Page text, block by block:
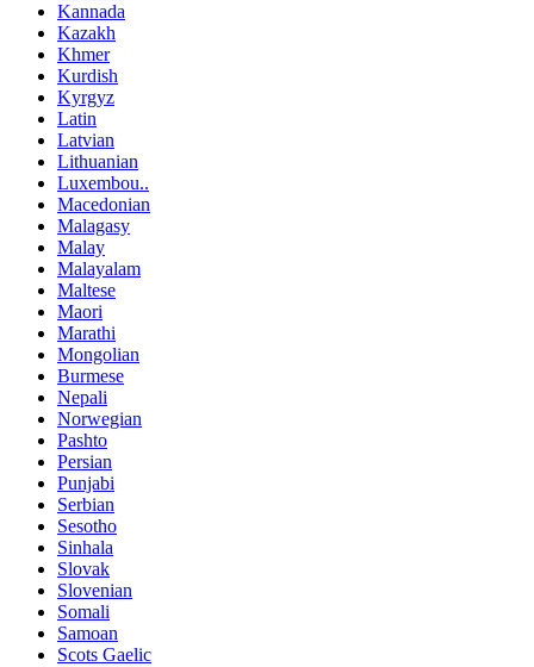
Kannada
Kazakh
Khmer
Kurdish
Kyrgyz
Latin
Latvian
Lithuanian
Luxembou..
Macedonian
Malagasy
Malay
Malayalam
Maltese
Maori
Marathi
Mongolian
Burmese
Nepali
Norwegian
Pashto
Persian
Punjabi
Serbian
Sesotho
Sinhala
Slovak
Slovenian
Somali
Samoan
Scots Gaelic